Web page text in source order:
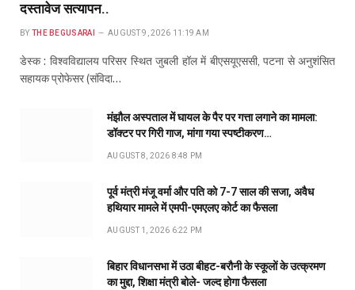
दस्तावेज सत्यापन..
BY THE BEGUSARAI AUGUST 9, 2026 11:19 AM
डेस्क : विश्वविद्यालय परिसर स्थित जुबली हॉल में बीएसयूएससी, पटना से अनुशंसित
सहायक प्रोफेसर (संविदा…
मंझौल अस्पताल में घायल के पैर पर गत्ता लगाने का मामला:
डॉक्टर पर गिरी गाज, मांगा गया स्पष्टीकरण…
AUGUST 8, 2026 8:48 PM
पूर्व मंत्री मंजू वर्मा और पति को 7-7 साल की सजा, अवैध
हथियार मामले में एमपी-एमएलए कोर्ट का फैसला
AUGUST 1, 2026 6:22 PM
बिहार विधानसभा में उठा बीहट-बरौनी के स्कूलों के उत्क्रमण
का मुद्दा, शिक्षा मंत्री बोले- जल्द होगा फैसला